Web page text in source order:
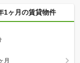
1ヶ月の賃貸物件
月